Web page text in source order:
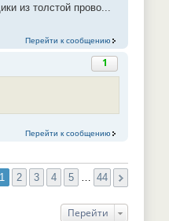
из толстой прово...
Перейти к сообщению
1
Перейти к сообщению
1 2 3 4 5 … 44
Перейти